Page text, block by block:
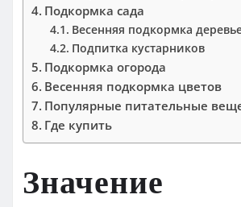
Подкормка сада
Весенняя подкормка
Подпитка кустарников
Подкормка огорода
Весенняя подкормка цветов
Популярные питательные
Где купить
Значение